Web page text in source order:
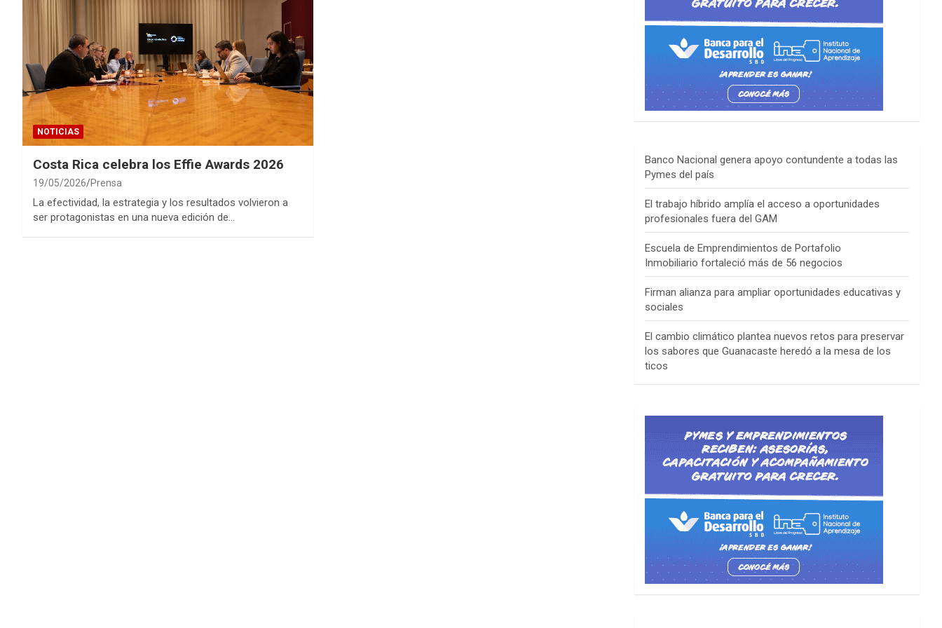
NOTICIAS
Costa Rica celebra los Effie Awards 2026
19/05/2026 Prensa
La efectividad, la estrategia y los resultados volvieron a
ser protagonistas en una nueva edición de…
Banco Nacional genera apoyo contundente a todas las
Pymes del país
El trabajo híbrido amplía el acceso a oportunidades
profesionales fuera del GAM
Escuela de Emprendimientos de Portafolio
Inmobiliario fortaleció más de 56 negocios
Firman alianza para ampliar oportunidades educativas y
sociales
El cambio climático plantea nuevos retos para preservar
los sabores que Guanacaste heredó a la mesa de los
ticos